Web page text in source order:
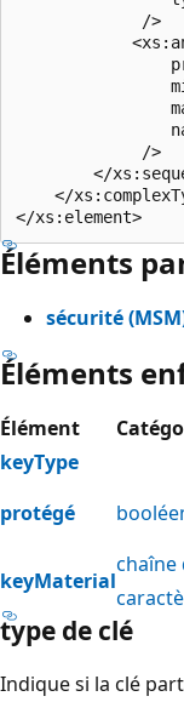
             />
             />
</
</
Éléments
sécurité
Éléments
Élément
keyType
protégé
keyMaterial
chaîne
type de clé
Indique si la clé